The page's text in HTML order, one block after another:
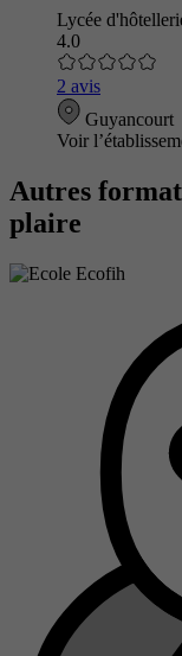
Lycée
4.0
2 avis
Guyancourt
Voir
Autres
plaire